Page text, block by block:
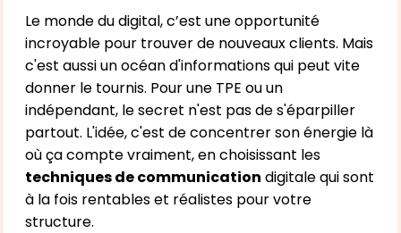
Le monde du digital, c’est une opportunité
incroyable pour trouver de nouveaux clients. Mais
c'est aussi un océan d'informations qui peut vite
donner le tournis. Pour une TPE ou un
indépendant, le secret n'est pas de s'éparpiller
partout. L'idée, c'est de concentrer son énergie là
où ça compte vraiment, en choisissant les
techniques de communication digitale qui sont
à la fois rentables et réalistes pour votre
structure.